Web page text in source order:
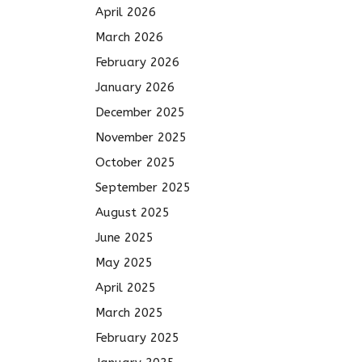
April 2026
March 2026
February 2026
January 2026
December 2025
November 2025
October 2025
September 2025
August 2025
June 2025
May 2025
April 2025
March 2025
February 2025